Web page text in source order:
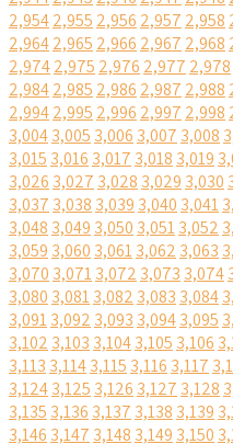
2,9542,955 2,956 2,957 2,958
2,9642,965 2,966 2,967 2,968
2,9742,975 2,976 2,977 2,978
2,9842,985 2,986 2,987 2,988
2,9942,995 2,996 2,997 2,998
3,0043,005 3,006 3,007 3,008
3,015 3,016 3,017 3,018 3,019
3,026 3,027 3,028 3,029 3,030
3,037 3,038 3,039 3,040 3,041
3,048 3,049 3,050 3,0513,052
3,059 3,060 3,0613,062 3,063
3,070 3,0713,072 3,073 3,074
3,080 3,0813,082 3,083 3,084
3,0913,092 3,093 3,0943,095
3,102 3,103 3,1043,105 3,106
3,113 3,1143,115 3,116 3,117
3,1243,125 3,126 3,127 3,128
3,135 3,136 3,137 3,138 3,139
3,146 3,147 3,148 3,149 3,150